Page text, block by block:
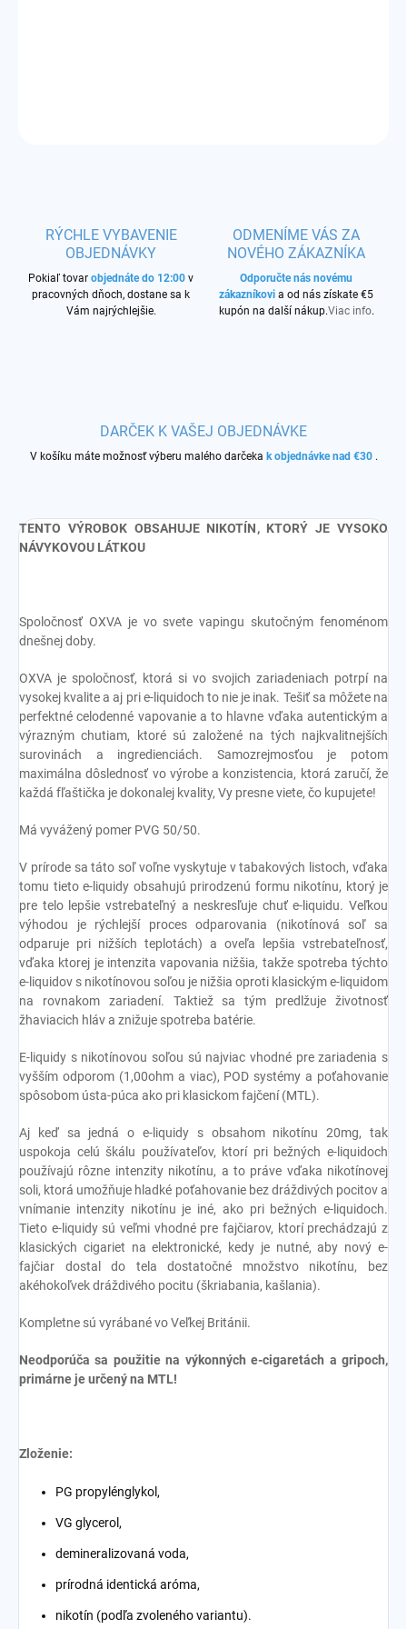
RÝCHLE VYBAVENIE
OBJEDNÁVKY
Pokiaľ tovar objednáte do 12:00 v
pracovných dňoch, dostane sa k
Vám najrýchlejšie.
ODMENÍME VÁS ZA
NOVÉHO ZÁKAZNÍKA
Odporučte nás novému
zákazníkovi a od nás získate €5
kupón na další nákup.Viac info.
DARČEK K VAŠEJ OBJEDNÁVKE
V košíku máte možnosť výberu malého darčeka k objednávke nad €30.
TENTO VÝROBOK OBSAHUJE NIKOTÍN, KTORÝ JE VYSOKO
NÁVYKOVOU LÁTKOU
Spoločnosť OXVA je vo svete vapingu skutočným fenoménom
dnešnej doby.
OXVA je spoločnosť, ktorá si vo svojich zariadeniach potrpí na
vysokej kvalite a aj pri e-liquidoch to nie je inak. Tešiť sa môžete na
perfektné celodenné vapovanie a to hlavne vďaka autentickým a
výrazným chutiam, ktoré sú založené na tých najkvalitnejších
surovinách a ingredienciách. Samozrejmosťou je potom
maximálna dôslednosť vo výrobe a konzistencia, ktorá zaručí, že
každá fľaštička je dokonalej kvality, Vy presne viete, čo kupujete!
Má vyvážený pomer PVG 50/50.
V prírode sa táto soľ voľne vyskytuje v tabakových listoch, vďaka
tomu tieto e-liquidy obsahujú prirodzenú formu nikotínu, ktorý je
pre telo lepšie vstrebateľný a neskresľuje chuť e-liquidu. Veľkou
výhodou je rýchlejší proces odparovania (nikotínová soľ sa
odparuje pri nižších teplotách) a oveľa lepšia vstrebateľnosť,
vďaka ktorej je intenzita vapovania nižšia, takže spotreba týchto
e-liquidov s nikotínovou soľou je nižšia oproti klasickým e-liquidom
na rovnakom zariadení. Taktiež sa tým predlžuje životnosť
žhaviacich hláv a znižuje spotreba batérie.
E-liquidy s nikotínovou soľou sú najviac vhodné pre zariadenia s
vyšším odporom (1,00ohm a viac), POD systémy a poťahovanie
spôsobom ústa-púca ako pri klasickom fajčení (MTL).
Aj keď sa jedná o e-liquidy s obsahom nikotínu 20mg, tak
uspokoja celú škálu používateľov, ktorí pri bežných e-liquidoch
používajú rôzne intenzity nikotínu, a to práve vďaka nikotínovej
soli, ktorá umožňuje hladké poťahovanie bez dráždivých pocitov a
vnímanie intenzity nikotínu je iné, ako pri bežných e-liquidoch.
Tieto e-liquidy sú veľmi vhodné pre fajčiarov, ktorí prechádzajú z
klasických cigariet na elektronické, kedy je nutné, aby nový e-
fajčiar dostal do tela dostatočné množstvo nikotínu, bez
akéhokoľvek dráždivého pocitu (škriabania, kašlania).
Kompletne sú vyrábané vo Veľkej Británii.
Neodporúča sa použitie na výkonných e-cigaretách a gripoch,
primárne je určený na MTL!
Zloženie:
PG propylénglykol,
VG glycerol,
demineralizovaná voda,
prírodná identická aróma,
nikotín (podľa zvoleného variantu).